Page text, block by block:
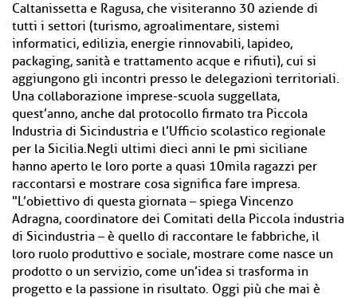
Caltanissetta e Ragusa, che visiteranno 30 aziende di
tutti i settori (turismo, agroalimentare, sistemi
informatici, edilizia, energie rinnovabili, lapideo,
packaging, sanità e trattamento acque e rifiuti), cui si
aggiungono gli incontri presso le delegazioni territoriali.
Una collaborazione imprese-scuola suggellata,
quest’anno, anche dal protocollo firmato tra Piccola
Industria di Sicindustria e l’Ufficio scolastico regionale
per la Sicilia.Negli ultimi dieci anni le pmi siciliane
hanno aperto le loro porte a quasi 10mila ragazzi per
raccontarsi e mostrare cosa significa fare impresa.
"L’obiettivo di questa giornata – spiega Vincenzo
Adragna, coordinatore dei Comitati della Piccola industria
di Sicindustria – è quello di raccontare le fabbriche, il
loro ruolo produttivo e sociale, mostrare come nasce un
prodotto o un servizio, come un’idea si trasforma in
progetto e la passione in risultato. Oggi più che mai è